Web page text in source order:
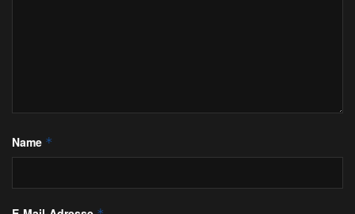
Name *